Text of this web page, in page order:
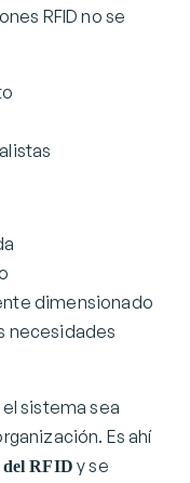
RFID no se
dimensionado
necesidades
sistema sea
Es ahí
RFID y se